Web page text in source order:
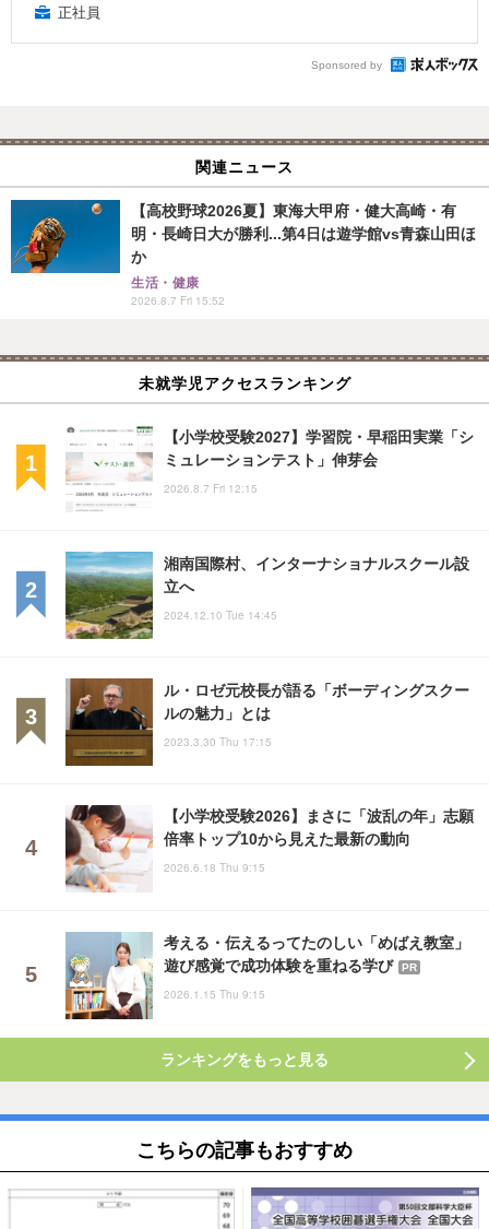
正社員
Sponsored by
関連ニュース
【高校野球2026夏】東海大甲府・健大高崎・有
明・長崎日大が勝利...第4日は遊学館vs青森山田ほ
か
生活・健康
2026.8.7 Fri 15:52
未就学児アクセスランキング
【小学校受験2027】学習院・早稲田実業「シ
ミュレーションテスト」伸芽会
2026.8.7 Fri 12:15
湘南国際村、インターナショナルスクール設
立へ
2024.12.10 Tue 14:45
ル・ロゼ元校長が語る「ボーディングスクー
ルの魅力」とは
2023.3.30 Thu 17:15
【小学校受験2026】まさに「波乱の年」志願
倍率トップ10から見えた最新の動向
2026.6.18 Thu 9:15
考える・伝えるってたのしい「めばえ教室」
遊び感覚で成功体験を重ねる学び
PR
2026.1.15 Thu 9:15
ランキングをもっと見る
こちらの記事もおすすめ